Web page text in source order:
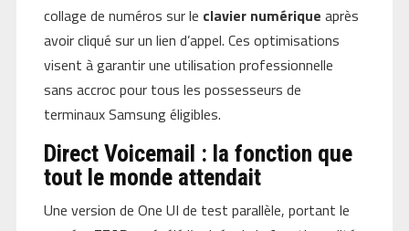
collage de numéros sur le clavier numérique après
avoir cliqué sur un lien d’appel. Ces optimisations
visent à garantir une utilisation professionnelle
sans accroc pour tous les possesseurs de
terminaux Samsung éligibles.
Direct Voicemail : la fonction que
tout le monde attendait
Une version de One UI de test parallèle, portant le